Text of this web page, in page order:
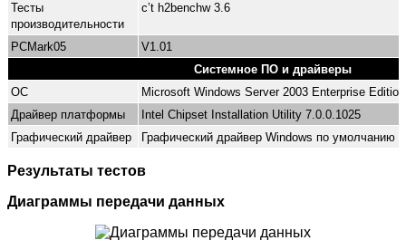
Тесты
производительности
c’t h2benchw 3.6
PCMark05
V1.01
Системное ПО и драйверы
ОС
Microsoft Windows Server 2003 Enterprise
Драйвер платформы
Intel Chipset Installation Utility 7.0.0.1025
Графический драйвер
Графический драйвер Windows по умолчанию
Результаты тестов
Диаграммы передачи данных